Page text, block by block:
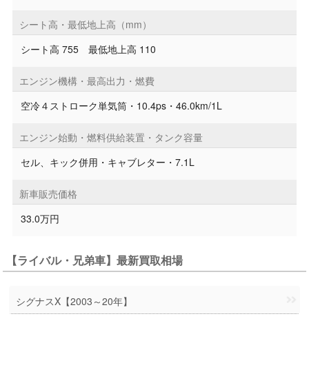
シート高・最低地上高（mm）
シート高 755 最低地上高 110
エンジン機構・最高出力・燃費
空冷４ストローク単気筒・10.4ps・46.0km/1L
エンジン始動・燃料供給装置・タンク容量
セル、キック併用・キャブレター・7.1L
新車販売価格
33.0万円
【ライバル・兄弟車】最新買取相場
シグナスX【2003～20年】